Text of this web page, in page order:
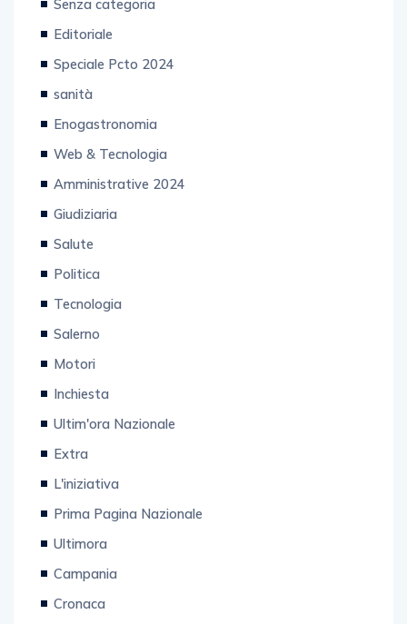
Senza categoria
Editoriale
Speciale Pcto 2024
sanità
Enogastronomia
Web & Tecnologia
Amministrative 2024
Giudiziaria
Salute
Politica
Tecnologia
Salerno
Motori
Inchiesta
Ultim'ora Nazionale
Extra
L'iniziativa
Prima Pagina Nazionale
Ultimora
Campania
Cronaca